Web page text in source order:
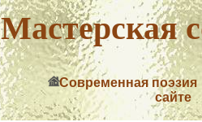
Мастерская
Современная поэзия
сайте